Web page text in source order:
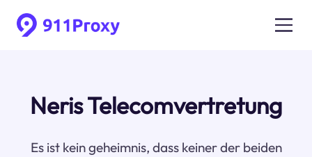
Neris Telecomvertretung
Es ist kein geheimnis, dass keiner der beiden